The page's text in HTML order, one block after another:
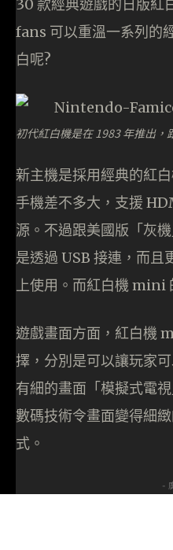
30 款經典遊戲的日版
fans 可以重溫一系列的
白呢?
初代紅白機是在 1983 年推出，
新主機是採用經典的紅
手機差不多大，支援
源。不過跟美國版「灰
是透過 USB 接連，而
上使用。而紅白機 mini
遊戲畫面方面，紅白機
擇，分別是可以讓玩家
有細的畫面「模擬式電
數碼技術令畫面變得細
式。
-